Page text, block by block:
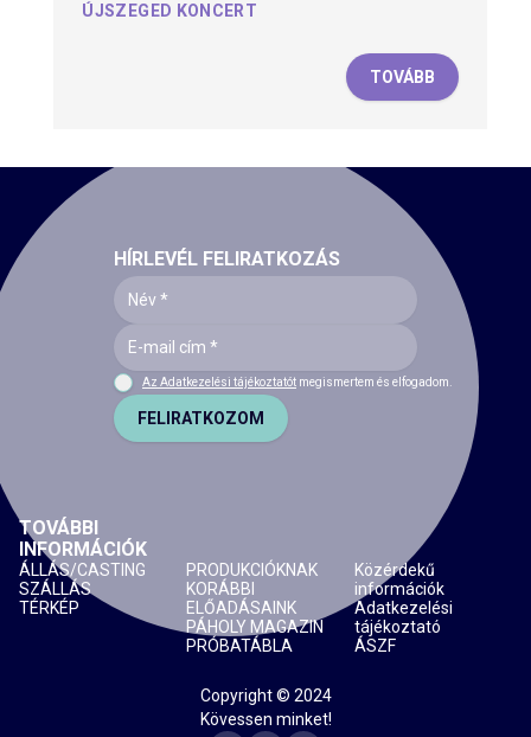
ÚJSZEGED KONCERT
TOVÁBB
Copyright © 2024
Kövessen minket!
TOVÁBBI
INFORMÁCIÓK
ÁLLÁS/CASTING
SZÁLLÁS
TÉRKÉP
PRODUKCIÓKNAK
KORÁBBI
ELŐADÁSAINK
PÁHOLY MAGAZIN
PRÓBATÁBLA
Közérdekű
információk
Adatkezelési
tájékoztató
ÁSZF
HÍRLEVÉL FELIRATKOZÁS
Az Adatkezelési tájékoztatót megismertem és elfogadom.
FELIRATKOZOM